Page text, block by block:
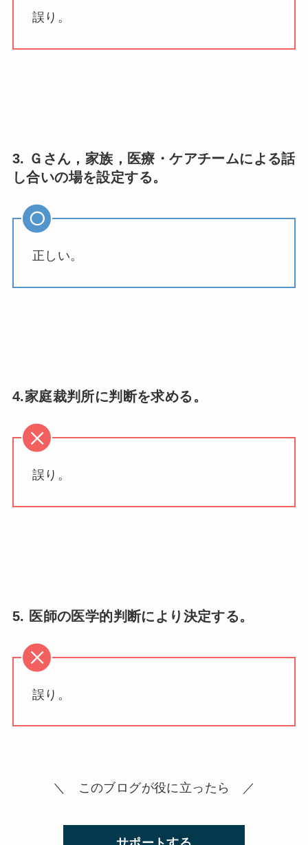
誤り。
3. Ｇさん，家族，医療・ケアチームによる話
し合いの場を設定する。
正しい。
4.家庭裁判所に判断を求める。
誤り。
5. 医師の医学的判断により決定する。
誤り。
＼ このブログが役に立ったら ／